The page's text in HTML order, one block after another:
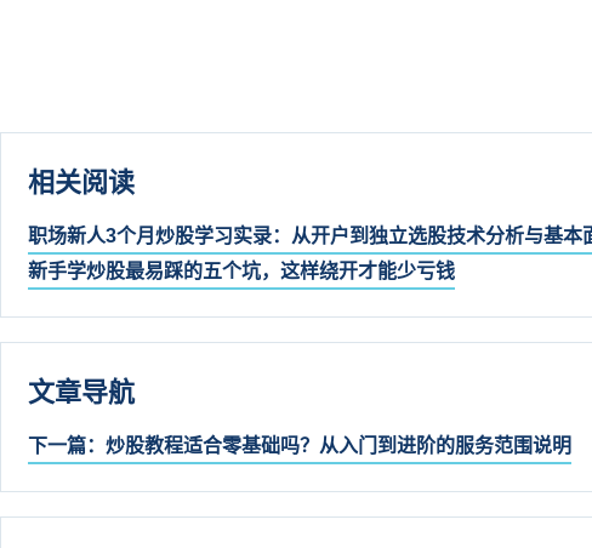
相关阅读
职场新人3个月炒股学习实录：从开户到独立选股技术分析与基本
新手学炒股最易踩的五个坑，这样绕开才能少亏钱
文章导航
下一篇：炒股教程适合零基础吗？从入门到进阶的服务范围说明